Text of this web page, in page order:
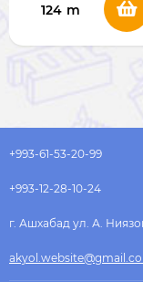
124 m
+993-61-53-20-99
+993-12-28-10-24
г. Ашхабад ул. А.